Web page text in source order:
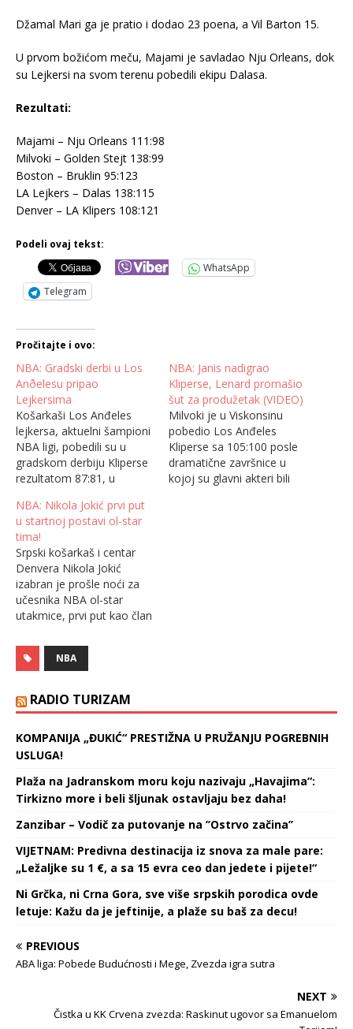
Džamal Mari ga je pratio i dodao 23 poena, a Vil Barton 15.
U prvom božićom meču, Majami je savladao Nju Orleans, dok
su Lejkersi na svom terenu pobedili ekipu Dalasa.
Rezultati:
Majami – Nju Orleans 111:98
Milvoki – Golden Stejt 138:99
Boston – Bruklin 95:123
LA Lejkers – Dalas 138:115
Denver – LA Klipers 108:121
Podeli ovaj tekst:
WhatsApp
Telegram
Pročitajte i ovo:
NBA: Gradski derbi u Los
Anðelesu pripao
Lejkersima
Košarkaši Los Anđeles
lejkersa, aktuelni šampioni
NBA ligi, pobedili su u
gradskom derbiju Kliperse
rezultatom 87:81, u
obeleži prvi predsezonski
dan. Međutim, odsustvo
najvećih zvezda Lebrona
Džejmsa i Entonija Dejvisa
sa jedne, te mala
minutaža Kavaja Lenarda i
Pola Džordža sa druge
strane, uslovili su…
NBA: Janis nadigrao
Kliperse, Lenard promašio
šut za produžetak (VIDEO)
Milvoki je u Viskonsinu
pobedio Los Anđeles
Kliperse sa 105:100 posle
dramatične završnice u
kojoj su glavni akteri bili
NBA: Nikola Jokić prvi put
u startnoj postavi ol-star
tima!
Srpski košarkaš i centar
Denvera Nikola Jokić
izabran je prošle noći za
učesnika NBA ol-star
utakmice, prvi put kao član
konferencije. Ovo je treća
godina zaredom u kojoj će
postao je prvi igrač
Denvera koji je izabran za
Entonija…
NBA
RADIO TURIZAM
KOMPANIJA „ĐUKIĆ“ PRESTIŽNA U PRUŽANJU POGREBNIH
USLUGA!
Plaža na Jadranskom moru koju nazivaju „Havajima“:
Tirkizno more i beli šljunak ostavljaju bez daha!
Zanzibar – Vodič za putovanje na ’’Ostrvo začina’’
VIJETNAM: Predivna destinacija iz snova za male pare:
„Ležaljke su 1 €, a sa 15 evra ceo dan jedete i pijete!“
Ni Grčka, ni Crna Gora, sve više srpskih porodica ovde
letuje: Kažu da je jeftinije, a plaže su baš za decu!
PREVIOUS
ABA liga: Pobede Budućnosti i Mege, Zvezda igra sutra
NEXT
Čistka u KK Crvena zvezda: Raskinut ugovor sa Emanuelom